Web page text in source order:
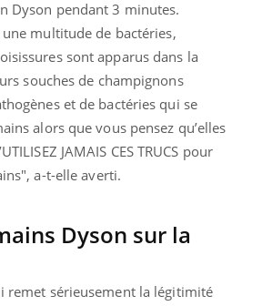
Dyson pendant 3 minutes.
multitude de bactéries,
sont apparus dans la
souches de champignons
et de bactéries qui se
alors que vous pensez qu’elles
JAMAIS CES TRUCS pour
a-t-elle averti.
Dyson sur la
remet sérieusement la légitimité